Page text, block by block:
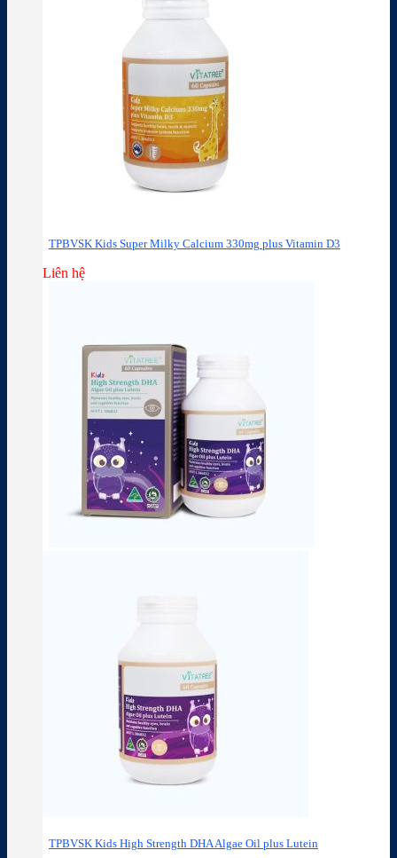
TPBVSK Kids Super Milky Calcium 330mg plus Vitamin D3
Liên hệ
TPBVSK Kids High Strength DHA Algae Oil plus Lutein